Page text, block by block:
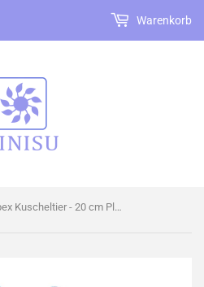
Warenkorb
Pokemon Sumpex Kuscheltier - 20 cm Plüschtier Swampert